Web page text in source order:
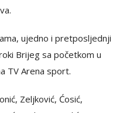
ujedno i pretposljednji
Brijeg sa početkom u
TV Arena sport.
Zeljković, Ćosić,